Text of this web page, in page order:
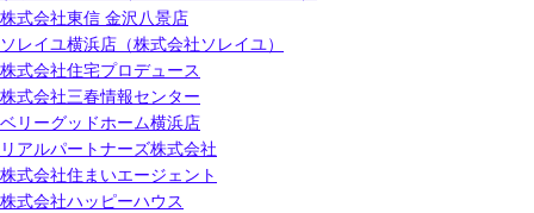
株式会社東信 金沢八景店
ソレイユ横浜店（株式会社ソレイユ）
株式会社住宅プロデュース
株式会社三春情報センター
ベリーグッドホーム横浜店
リアルパートナーズ株式会社
株式会社住まいエージェント
株式会社ハッピーハウス